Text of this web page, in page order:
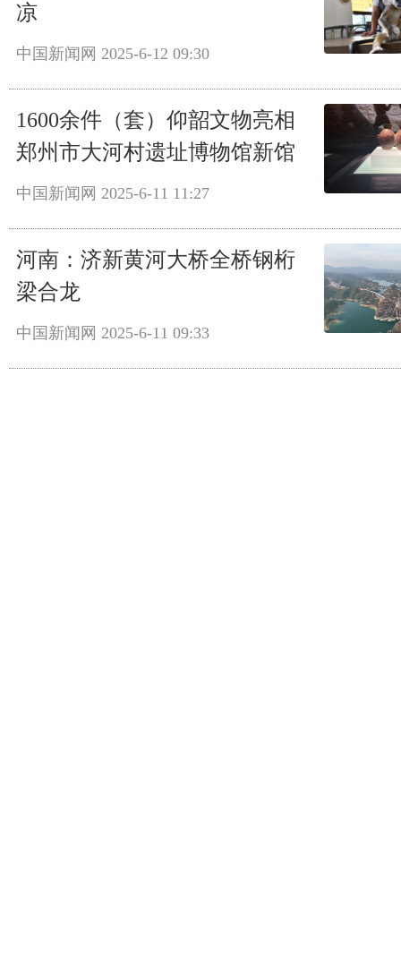
凉
中国新闻网 2025-6-12 09:30
1600余件（套）仰韶文物亮相
郑州市大河村遗址博物馆新馆
中国新闻网 2025-6-11 11:27
河南：济新黄河大桥全桥钢桁
梁合龙
中国新闻网 2025-6-11 09:33